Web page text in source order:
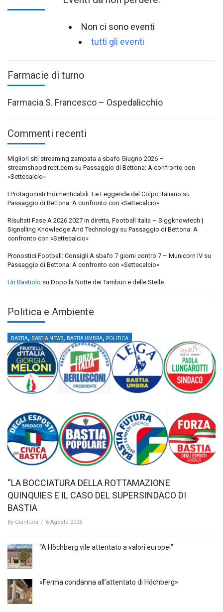
Non ci sono eventi
tutti gli eventi
Farmacie di turno
Farmacia S. Francesco – Ospedalicchio
Commenti recenti
Migliori siti streaming zampata a sbafo Giugno 2026 –
streamshopdirect.com su Passaggio di Bettona: A confronto con
«Settecalcio»
I Protagonisti Indimenticabili: Le Leggende del Colpo Italiano su
Passaggio di Bettona: A confronto con «Settecalcio»
Risultati Fase A 2026 2027 in diretta, Football Italia – Siggknowtech |
Signalling Knowledge And Technology su Passaggio di Bettona: A
confronto con «Settecalcio»
Pronostici Football: Consigli A sbafo 7 giorni contro 7 – Municorn IV su
Passaggio di Bettona: A confronto con «Settecalcio»
Un Bastiolo su Dopo la Notte dei Tamburi e delle Stelle
Politica e Ambiente
BASTIA, BASTIA NEWS, BASTIA UMBRA, POLITICA
“LA BOCCIATURA DELLA ROTTAMAZIONE
QUINQUIES E IL CASO DEL SUPERSINDACO DI
BASTIA
By Gianluca / 6 Agosto 2026
“A Höchberg vile attentato a valori europei”
«Ferma condanna all’attentato di Höchberg»